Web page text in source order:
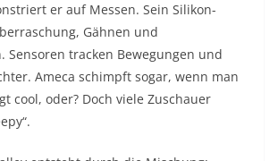
er auf Messen. Sein Silikon-
Gähnen und
Sensoren tracken Bewegungen und
Ameca schimpft sogar, wenn man
cool, oder? Doch viele Zuschauer